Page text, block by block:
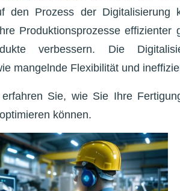
den Prozess der Digitalisierung
Produktionsprozesse effizienter
verbessern. Die
mangelnde Flexibilität und
Sie, wie Sie Ihre
können.